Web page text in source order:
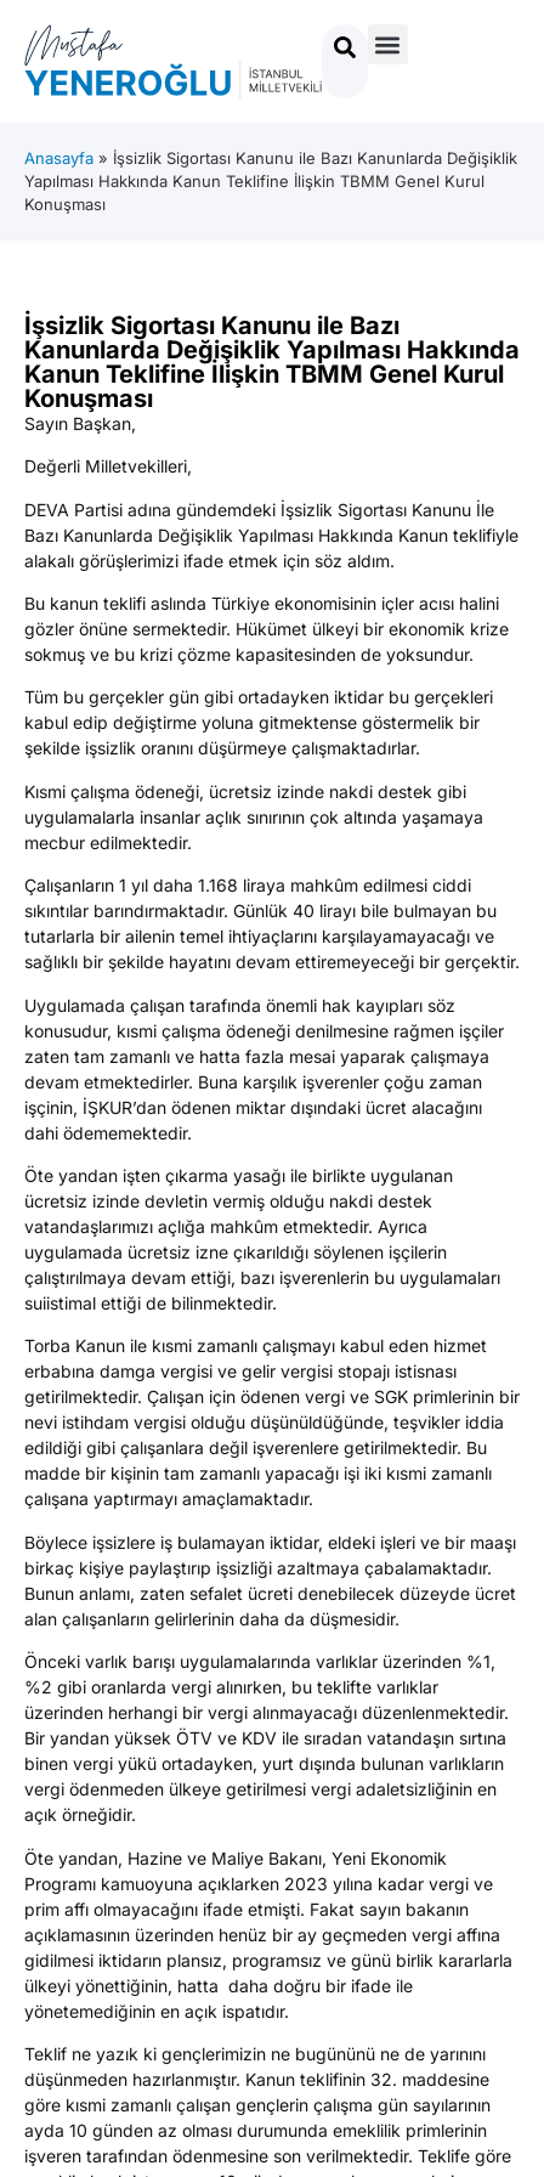
Anasayfa » İşsizlik Sigortası Kanunu ile Bazı Kanunlarda Değişiklik
Yapılması Hakkında Kanun Teklifine İlişkin TBMM Genel Kurul
Konuşması
İşsizlik Sigortası Kanunu ile Bazı
Kanunlarda Değişiklik Yapılması Hakkında
Kanun Teklifine İlişkin TBMM Genel Kurul
Konuşması
Sayın Başkan,
Değerli Milletvekilleri,
DEVA Partisi adına gündemdeki İşsizlik Sigortası Kanunu İle
Bazı Kanunlarda Değişiklik Yapılması Hakkında Kanun teklifiyle
alakalı görüşlerimizi ifade etmek için söz aldım.
Bu kanun teklifi aslında Türkiye ekonomisinin içler acısı halini
gözler önüne sermektedir. Hükümet ülkeyi bir ekonomik krize
sokmuş ve bu krizi çözme kapasitesinden de yoksundur.
Tüm bu gerçekler gün gibi ortadayken iktidar bu gerçekleri
kabul edip değiştirme yoluna gitmektense göstermelik bir
şekilde işsizlik oranını düşürmeye çalışmaktadırlar.
Kısmi çalışma ödeneği, ücretsiz izinde nakdi destek gibi
uygulamalarla insanlar açlık sınırının çok altında yaşamaya
mecbur edilmektedir.
Çalışanların 1 yıl daha 1.168 liraya mahkûm edilmesi ciddi
sıkıntılar barındırmaktadır. Günlük 40 lirayı bile bulmayan bu
tutarlarla bir ailenin temel ihtiyaçlarını karşılayamayacağı ve
sağlıklı bir şekilde hayatını devam ettiremeyeceği bir gerçektir.
Uygulamada çalışan tarafında önemli hak kayıpları söz
konusudur, kısmi çalışma ödeneği denilmesine rağmen işçiler
zaten tam zamanlı ve hatta fazla mesai yaparak çalışmaya
devam etmektedirler. Buna karşılık işverenler çoğu zaman
işçinin, İŞKUR’dan ödenen miktar dışındaki ücret alacağını
dahi ödememektedir.
Öte yandan işten çıkarma yasağı ile birlikte uygulanan
ücretsiz izinde devletin vermiş olduğu nakdi destek
vatandaşlarımızı açlığa mahkûm etmektedir. Ayrıca
uygulamada ücretsiz izne çıkarıldığı söylenen işçilerin
çalıştırılmaya devam ettiği, bazı işverenlerin bu uygulamaları
suiistimal ettiği de bilinmektedir.
Torba Kanun ile kısmi zamanlı çalışmayı kabul eden hizmet
erbabına damga vergisi ve gelir vergisi stopajı istisnası
getirilmektedir. Çalışan için ödenen vergi ve SGK primlerinin bir
nevi istihdam vergisi olduğu düşünüldüğünde, teşvikler iddia
edildiği gibi çalışanlara değil işverenlere getirilmektedir. Bu
madde bir kişinin tam zamanlı yapacağı işi iki kısmi zamanlı
çalışana yaptırmayı amaçlamaktadır.
Böylece işsizlere iş bulamayan iktidar, eldeki işleri ve bir maaşı
birkaç kişiye paylaştırıp işsizliği azaltmaya çabalamaktadır.
Bunun anlamı, zaten sefalet ücreti denebilecek düzeyde ücret
alan çalışanların gelirlerinin daha da düşmesidir.
Önceki varlık barışı uygulamalarında varlıklar üzerinden %1,
%2 gibi oranlarda vergi alınırken, bu teklifte varlıklar
üzerinden herhangi bir vergi alınmayacağı düzenlenmektedir.
Bir yandan yüksek ÖTV ve KDV ile sıradan vatandaşın sırtına
binen vergi yükü ortadayken, yurt dışında bulunan varlıkların
vergi ödenmeden ülkeye getirilmesi vergi adaletsizliğinin en
açık örneğidir.
Öte yandan, Hazine ve Maliye Bakanı, Yeni Ekonomik
Programı kamuoyuna açıklarken 2023 yılına kadar vergi ve
prim affı olmayacağını ifade etmişti. Fakat sayın bakanın
açıklamasının üzerinden henüz bir ay geçmeden vergi affına
gidilmesi iktidarın plansız, programsız ve günü birlik kararlarla
ülkeyi yönettiğinin, hatta daha doğru bir ifade ile
yönetemediğinin en açık ispatıdır.
Teklif ne yazık ki gençlerimizin ne bugününü ne de yarınını
düşünmeden hazırlanmıştır. Kanun teklifinin 32. maddesine
göre kısmi zamanlı çalışan gençlerin çalışma gün sayılarının
ayda 10 günden az olması durumunda emeklilik primlerinin
işveren tarafından ödenmesine son verilmektedir. Teklife göre